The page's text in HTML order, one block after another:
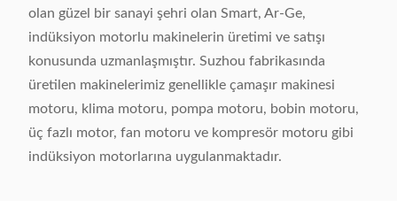
olan güzel bir sanayi şehri olan Smart, Ar-Ge,
indüksiyon motorlu makinelerin üretimi ve satışı
konusunda uzmanlaşmıştır. Suzhou fabrikasında
üretilen makinelerimiz genellikle çamaşır makinesi
motoru, klima motoru, pompa motoru, bobin motoru,
üç fazlı motor, fan motoru ve kompresör motoru gibi
indüksiyon motorlarına uygulanmaktadır.